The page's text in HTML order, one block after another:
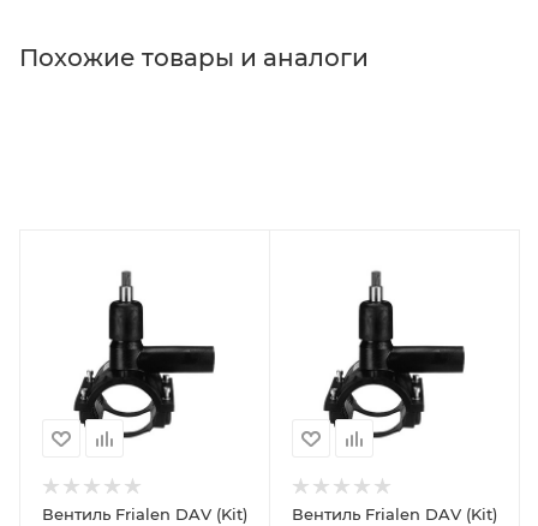
Похожие товары и аналоги
Вентиль Frialen DAV (Kit)
Вентиль Frialen DAV (Kit)